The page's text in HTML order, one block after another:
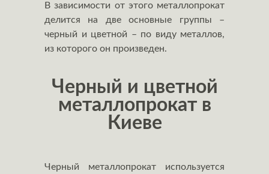
В зависимости от этого металлопрокат
делится на две основные группы –
черный и цветной – по виду металлов,
из которого он произведен.
Черный и цветной
металлопрокат в
Киеве
Черный металлопрокат используется